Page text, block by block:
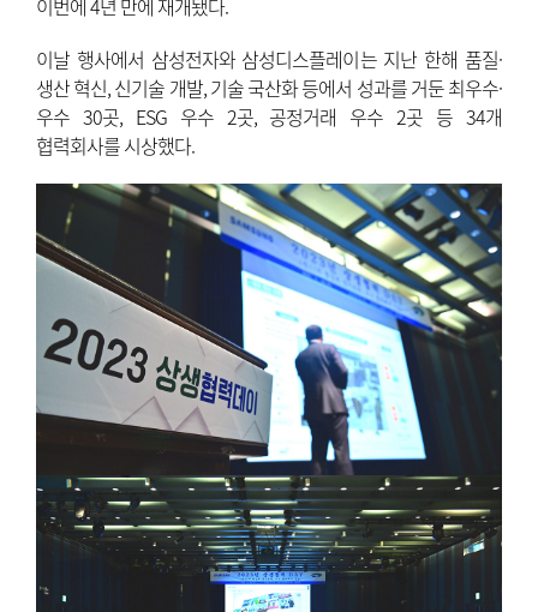
이번에 4년 만에 재개됐다.
이날 행사에서 삼성전자와 삼성디스플레이는 지난 한해 품질·
생산 혁신, 신기술 개발, 기술 국산화 등에서 성과를 거둔 최우수·
우수 30곳, ESG 우수 2곳, 공정거래 우수 2곳 등 34개
협력회사를 시상했다.